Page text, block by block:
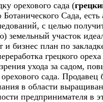
орехового сада (
Сада,
с целью
земельный участок
и бизнес план по
грецкого
ухода за садом,
сада. Продавец
в области
предпринимателя в